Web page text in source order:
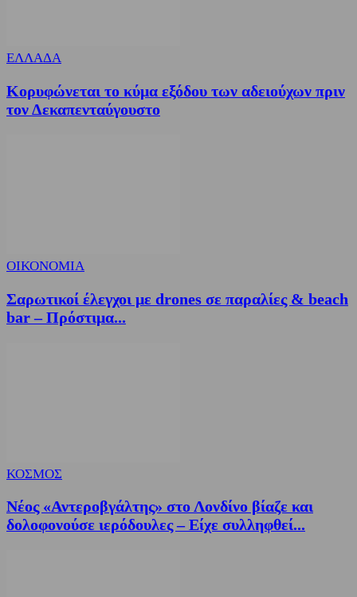
ΕΛΛΑΔΑ
Κορυφώνεται το κύμα εξόδου των αδειούχων πριν
τον Δεκαπενταύγουστο
ΟΙΚΟΝΟΜΙΑ
Σαρωτικοί έλεγχοι με drones σε παραλίες & beach
bar – Πρόστιμα...
ΚΟΣΜΟΣ
Νέος «Αντεροβγάλτης» στο Λονδίνο βίαζε και
δολοφονούσε ιερόδουλες – Είχε συλληφθεί...